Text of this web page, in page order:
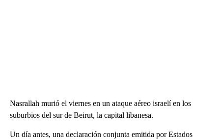
Nasrallah murió el viernes en un ataque aéreo israelí en los
suburbios del sur de Beirut, la capital libanesa.
Un día antes, una declaración conjunta emitida por Estados